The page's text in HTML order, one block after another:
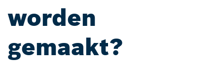
worden
gemaakt?